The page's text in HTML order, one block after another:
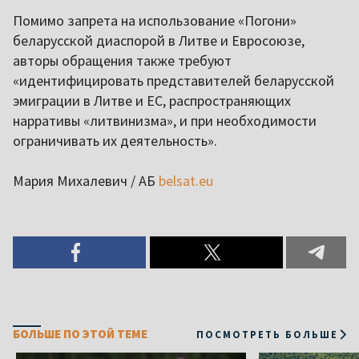
Помимо запрета на использование «Погони»
беларусской диаспорой в Литве и Евросоюзе,
авторы обращения также требуют
«идентифицировать представителей беларусской
эмиграции в Литве и ЕС, распространяющих
нарративы «литвинизма», и при необходимости
ограничивать их деятельность».
Мария Михалевич / АБ belsat.eu
БОЛЬШЕ ПО ЭТОЙ ТЕМЕ ПОСМОТРЕТЬ БОЛЬШЕ